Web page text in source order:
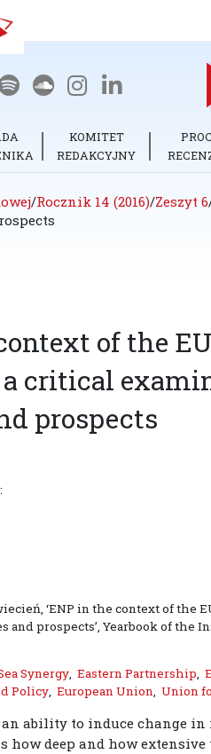
KOMITET
REDAKCYJNY
/Rocznik 14 (2016)/Zeszyt 6
of the
critical
prospects
‘ENP in the context of the
and prospects’, Yearbook of the
Synergy, Eastern Partnership,
Policy, European Union, Union
an ability to induce change
how deep and how